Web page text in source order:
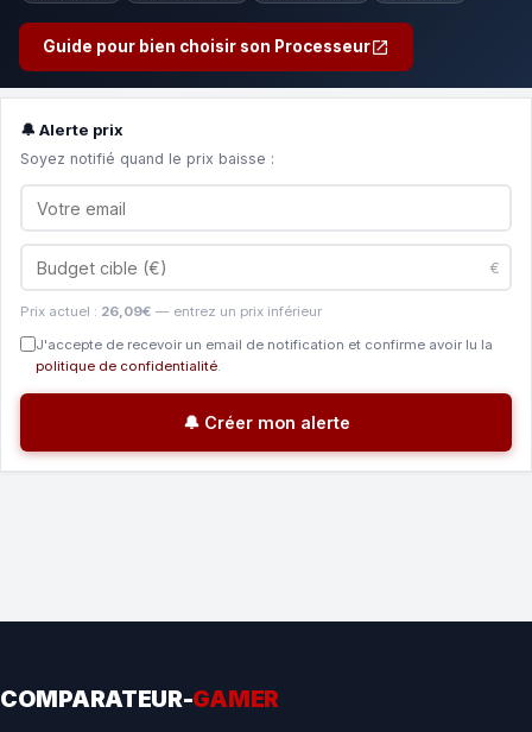
Guide pour bien choisir son Processeur
🔔 Alerte prix
Soyez notifié quand le prix baisse :
€
Prix actuel : 26,09€ — entrez un prix inférieur
J'accepte de recevoir un email de notification et confirme avoir lu la
politique de confidentialité.
🔔 Créer mon alerte
COMPARATEUR-GAMER